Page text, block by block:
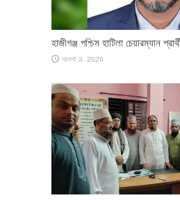
হাজীগঞ্জ পশ্চিম হাটিলা চেয়ারম্যান
আগস্ট 3, 2026